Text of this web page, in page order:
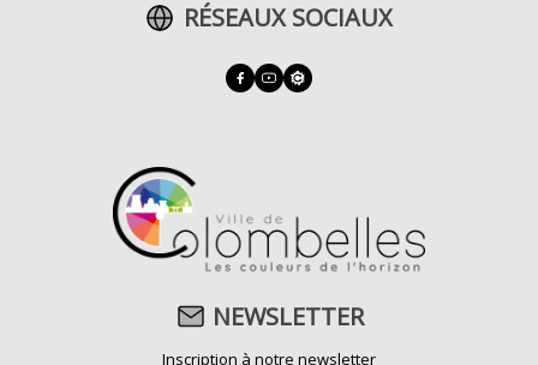
RÉSEAUX SOCIAUX
NEWSLETTER
Inscription à notre newsletter